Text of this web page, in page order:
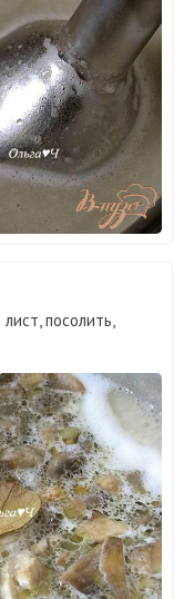
посолить,